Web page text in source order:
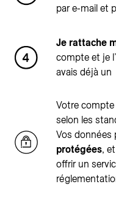
par e-mail et
Je rattache
compte et je
avais déjà un
Votre
selon les
Vos données
protégées,
offrir un